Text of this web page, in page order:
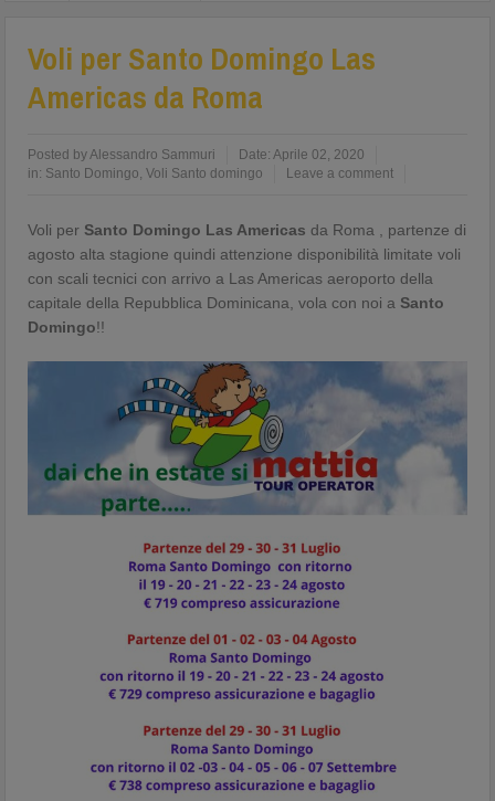
Voli per Santo Domingo Las
Americas da Roma
Posted byAlessandro Sammuri Date:Aprile 02, 2020
in: Santo Domingo,Voli Santo domingo Leave a comment
Voli per Santo Domingo Las Americas da Roma , partenze di
agosto alta stagione quindi attenzione disponibilità limitate voli
con scali tecnici con arrivo a Las Americas aeroporto della
capitale della Repubblica Dominicana, vola con noi a Santo
Domingo!!